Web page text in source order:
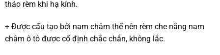
tháo rèm khi hạ kính.
+ Được cấu tạo bởi nam châm thế nên rèm che nắng nam
châm ô tô được cố định chắc chắn, không lắc.